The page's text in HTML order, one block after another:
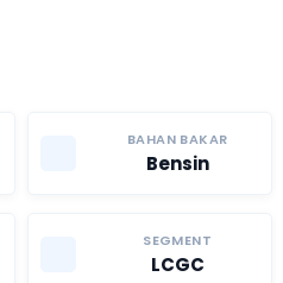
BAHAN BAKAR
Bensin
SEGMENT
LCGC